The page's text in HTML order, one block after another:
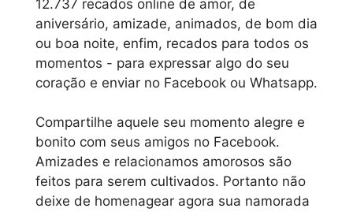
12.737 recados online de amor, de
aniversário, amizade, animados, de bom dia
ou boa noite, enfim, recados para todos os
momentos - para expressar algo do seu
coração e enviar no Facebook ou Whatsapp.
Compartilhe aquele seu momento alegre e
bonito com seus amigos no Facebook.
Amizades e relacionamos amorosos são
feitos para serem cultivados. Portanto não
deixe de homenagear agora sua namorada